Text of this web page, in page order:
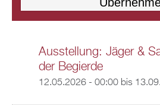
Ausstellung: Jäger &
der Begierde
12.05.2026 - 00:00bis